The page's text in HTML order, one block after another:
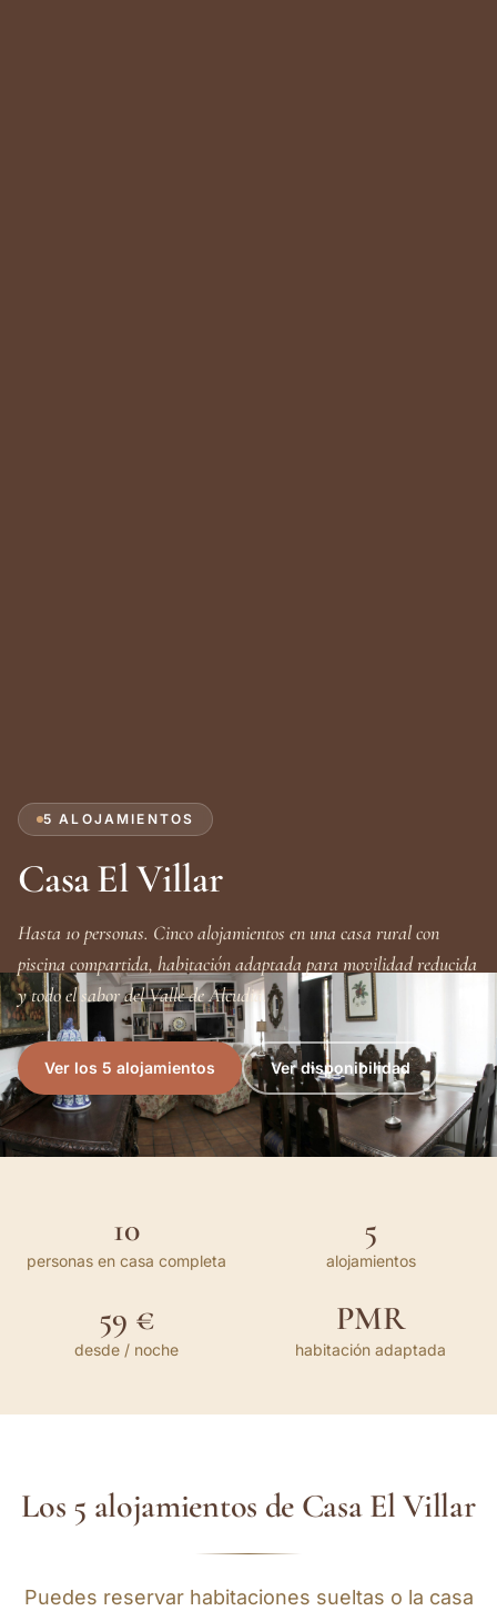
5 ALOJAMIENTOS
Casa El Villar
Hasta 10 personas. Cinco alojamientos en una casa rural con
piscina compartida, habitación adaptada para movilidad reducida
y todo el sabor del Valle de Alcudia.
Ver los 5 alojamientos Ver disponibilidad
10
personas en casa completa
5
alojamientos
59 €
desde / noche
PMR
habitación adaptada
Los 5 alojamientos de Casa El Villar
Puedes reservar habitaciones sueltas o la casa